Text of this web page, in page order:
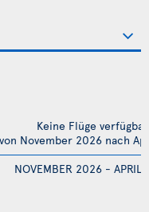
NOVEMBER 2026 - APRIL
Keine Flüge verfügbar
von November 2026 nach